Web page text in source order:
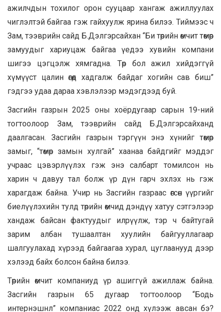
ажилчдын тохилог орон сууцаар хангаж ажиллуулах
чиглэлтэй байгаа гэж гайхуулж ярина билээ. Тиймээс ч
Зам, тээврийн сайд Б.Дэлгэрсайхан “Би төрийн өмчит төмөр
замуудыг хариуцаж байгаа үедээ хувийн компани
шигээ цэгцэлж хямгадна. Төр бол ажил хийдэггүй
хүмүүст цалин өгөөд хадгалж байдаг хогийн сав биш”
гэдгээ удаа дараа хэвлэлээр мэдэгдээд буй.
Засгийн газрын 2025 оны хоёрдугаар сарын 19-ний
тогтоолоор Зам, тээврийн сайд Б.Дэлгэрсайханд
даалгасан. Засгийн газрын тэргүүн энэ хүнийг төмөр
замыг, “төмөр замын хулгай” хаанаа байдгийг мэддэг
учраас цэвэрлүүлэх гэж энэ салбарт томилсон нь
харин ч давуу тал болж үр дүн гарч эхлэх нь гэж
харагдаж байна. Учир нь Засгийн газраас өгсөн үүргийг
биелүүлэхийн тулд төрийн өмчид дэндүү хатуу сэтгэлээр
хандаж байсан фактуудыг илрүүлж, тэр ч байтугай
зарим албан тушаалтан хуулийн байгууллагаар
шалгуулахад хүрээд байгаагаа хурал, цуглаанууд дээр
хэлээд байх болсон байна билээ.
Төрийн өмчит компаниуд үр ашиггүй ажиллаж байна.
Засгийн газрын 65 дугаар тогтоолоор “Бодь
интернэшнл” компаниас 2022 онд хүлээж авсан бэ?